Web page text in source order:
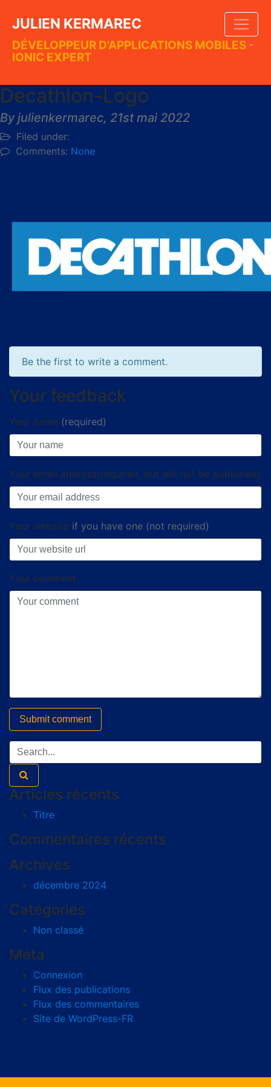
JULIEN KERMAREC
DÉVELOPPEUR D'APPLICATIONS MOBILES -
IONIC EXPERT
Decathlon-Logo
By julienkermarec, 21st mai 2022
Filed under:
Comments: None
Be the first to write a comment.
Your feedback
Your name (required)
Your email address(required, but will not be published)
Your website if you have one (not required)
Your comment
Articles récents
Titre
Commentaires récents
Archives
décembre 2024
Catégories
Non classé
Méta
Connexion
Flux des publications
Flux des commentaires
Site de WordPress-FR